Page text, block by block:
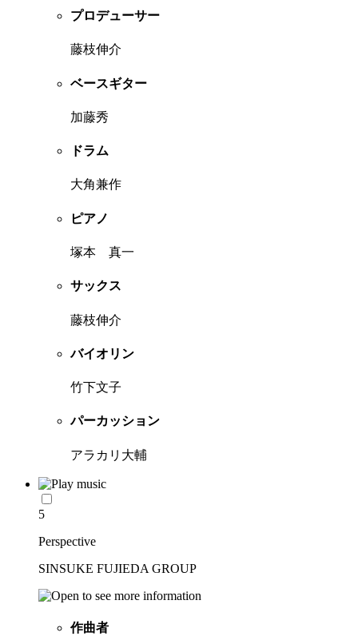
プロデューサー
藤枝伸介
ベースギター
加藤秀
ドラム
大角兼作
ピアノ
塚本 真一
サックス
藤枝伸介
バイオリン
竹下文子
パーカッション
アラカリ大輔
5
Perspective
SINSUKE FUJIEDA GROUP
作曲者